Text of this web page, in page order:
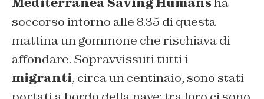
soccorso intorno alle 8.35 di questa
mattina un gommone che rischiava di
affondare. Sopravvissuti tutti i
migranti, circa un centinaio, sono stati